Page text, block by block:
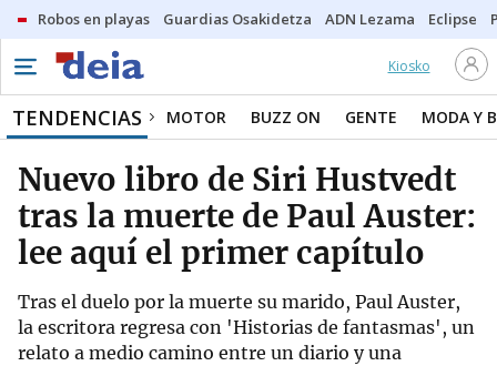
Robos en playas Guardias Osakidetza ADN Lezama Eclipse
Kiosko
TENDENCIAS MOTOR BUZZ ON GENTE MODA Y
Nuevo libro de Siri Hustvedt
tras la muerte de Paul Auster:
lee aquí el primer capítulo
Tras el duelo por la muerte su marido, Paul Auster,
la escritora regresa con 'Historias de fantasmas', un
relato a medio camino entre un diario y una